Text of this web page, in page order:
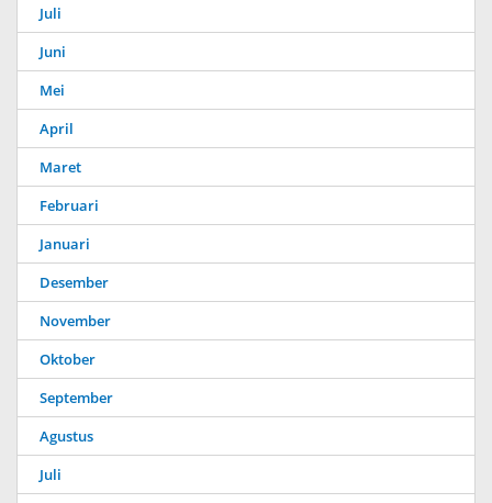
Juli
Juni
Mei
April
Maret
Februari
Januari
Desember
November
Oktober
September
Agustus
Juli